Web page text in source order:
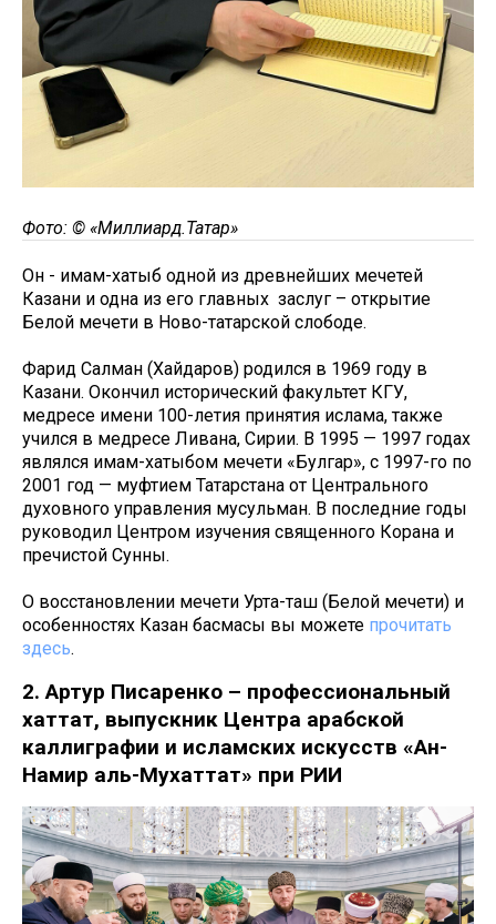
Фото: © «Миллиард.Татар»
Он - имам-хатыб одной из древнейших мечетей
Казани и одна из его главных заслуг – открытие
Белой мечети в Ново-татарской слободе.
Фарид Салман (Хайдаров) родился в 1969 году в
Казани. Окончил исторический факультет КГУ,
медресе имени 100-летия принятия ислама, также
учился в медресе Ливана, Сирии. В 1995 — 1997 годах
являлся имам-хатыбом мечети «Булгар», с 1997-го по
2001 год — муфтием Татарстана от Центрального
духовного управления мусульман. В последние годы
руководил Центром изучения священного Корана и
пречистой Сунны.
О восстановлении мечети Урта-таш (Белой мечети) и
особенностях Казан басмасы вы можете прочитать
здесь.
2. Артур Писаренко – профессиональный
хаттат, выпускник Центра арабской
каллиграфии и исламских искусств «Ан-
Намир аль-Мухаттат» при РИИ